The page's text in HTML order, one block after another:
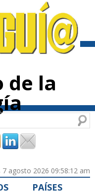
de la
7 agosto 2026 09:58:12 am
PAÍSES